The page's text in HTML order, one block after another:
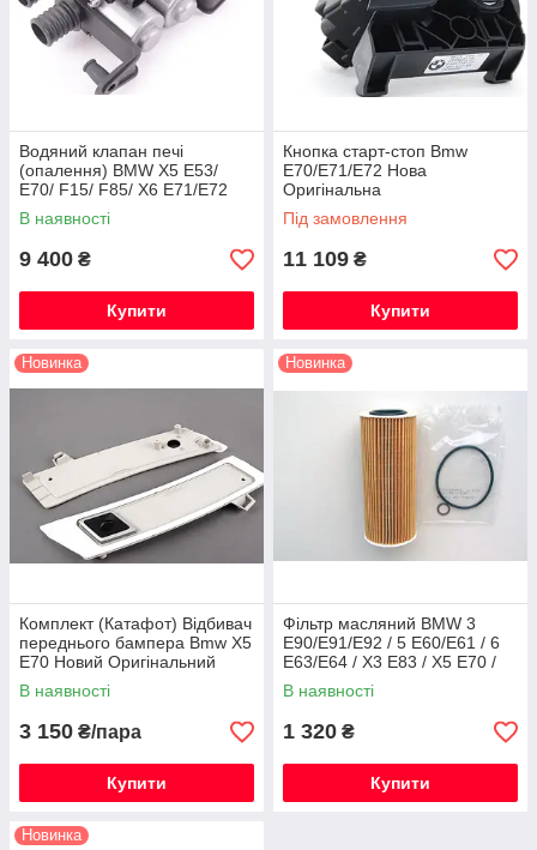
Водяний клапан печі
(опалення) BMW X5 E53/
E70/ F15/ F85/ X6 E71/E72
/F16/F85 Новий
Оригінальний
В наявності
9 400 ₴
Купити
Кнопка старт-стоп Bmw
E70/E71/E72 Нова
Оригінальна
Під замовлення
11 109 ₴
Купити
Новинка
Комплект (Катафот) Відбивач
переднього бампера Bmw X5
E70 Новий Оригінальний
В наявності
3 150 ₴/пара
Купити
Новинка
Фільтр масляний BMW 3
E90/E91/E92 / 5 E60/E61 / 6
E63/E64 / X3 E83 / X5 E70 /
X6 E71
В наявності
1 320 ₴
Купити
Новинка